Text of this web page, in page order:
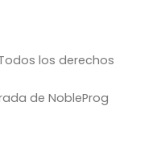
los derechos
de NobleProg